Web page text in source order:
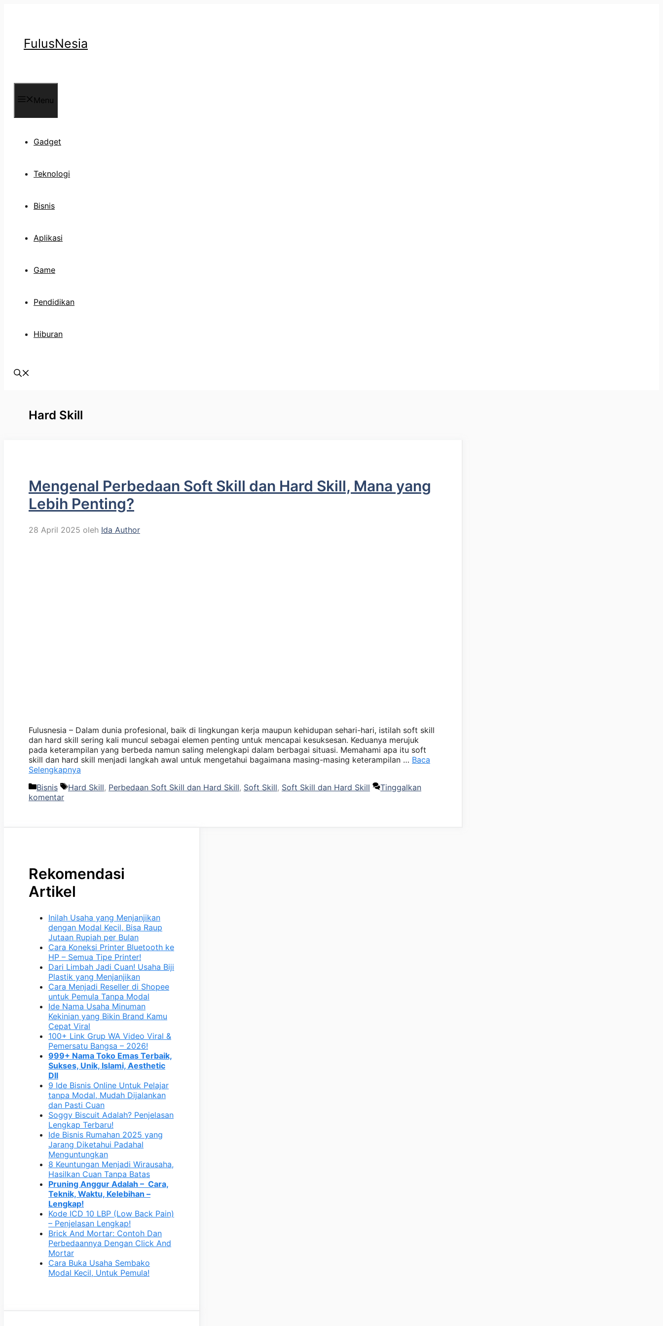
FulusNesia
Menu
Gadget
Teknologi
Bisnis
Aplikasi
Game
Pendidikan
Hiburan
Hard Skill
Mengenal Perbedaan Soft Skill dan Hard Skill, Mana yang
Lebih Penting?
28 April 2025 oleh Ida Author
Fulusnesia – Dalam dunia profesional, baik di lingkungan kerja maupun kehidupan sehari-hari, istilah soft skill
dan hard skill sering kali muncul sebagai elemen penting untuk mencapai kesuksesan. Keduanya merujuk
pada keterampilan yang berbeda namun saling melengkapi dalam berbagai situasi. Memahami apa itu soft
skill dan hard skill menjadi langkah awal untuk mengetahui bagaimana masing-masing keterampilan … Baca
Selengkapnya
Kategori
Bisnis Tag
Hard Skill, Perbedaan Soft Skill dan Hard Skill, Soft Skill, Soft Skill dan Hard Skill
Tinggalkan
komentar
Rekomendasi
Artikel
Inilah Usaha yang Menjanjikan
dengan Modal Kecil, Bisa Raup
Jutaan Rupiah per Bulan
Cara Koneksi Printer Bluetooth ke
HP – Semua Tipe Printer!
Dari Limbah Jadi Cuan! Usaha Biji
Plastik yang Menjanjikan
Cara Menjadi Reseller di Shopee
untuk Pemula Tanpa Modal
Ide Nama Usaha Minuman
Kekinian yang Bikin Brand Kamu
Cepat Viral
100+ Link Grup WA Video Viral &
Pemersatu Bangsa – 2026!
999+ Nama Toko Emas Terbaik,
Sukses, Unik, Islami, Aesthetic
Dll
9 Ide Bisnis Online Untuk Pelajar
tanpa Modal, Mudah Dijalankan
dan Pasti Cuan
Soggy Biscuit Adalah? Penjelasan
Lengkap Terbaru!
Ide Bisnis Rumahan 2025 yang
Jarang Diketahui Padahal
Menguntungkan
8 Keuntungan Menjadi Wirausaha,
Hasilkan Cuan Tanpa Batas
Pruning Anggur Adalah – Cara,
Teknik, Waktu, Kelebihan –
Lengkap!
Kode ICD 10 LBP (Low Back Pain)
– Penjelasan Lengkap!
Brick And Mortar: Contoh Dan
Perbedaannya Dengan Click And
Mortar
Cara Buka Usaha Sembako
Modal Kecil, Untuk Pemula!